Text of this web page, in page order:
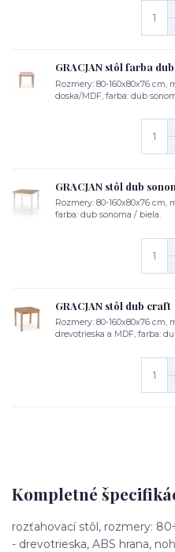
GRACJAN stôl farba
Rozmery: 80-160x80x76 cm,
doska/MDF, farba: dub
GRACJAN stôl dub
Rozmery: 80-160x80x76 cm,
farba: dub sonoma / biela.
GRACJAN stôl dub craft
Rozmery: 80-160x80x76 cm,
drevotrieska a MDF, farba:
Kompletné
rozťahovací stôl, rozmery:
- drevotrieska, ABS hrana,